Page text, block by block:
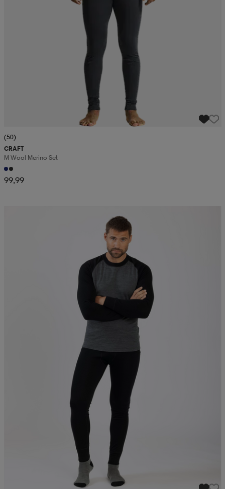
(50)
CRAFT
M Wool Merino Set
99,99